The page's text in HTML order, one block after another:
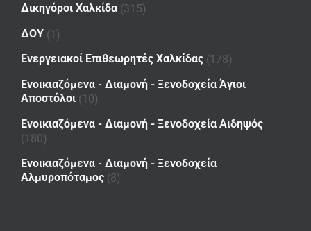
Δικηγόροι Χαλκίδα (315)
ΔΟΥ (1)
Ενεργειακοί Επιθεωρητές Χαλκίδας (178)
Ενοικιαζόμενα - Διαμονή - Ξενοδοχεία Άγιοι
Αποστόλοι (10)
Ενοικιαζόμενα - Διαμονή - Ξενοδοχεία Αιδηψός
(180)
Ενοικιαζόμενα - Διαμονή - Ξενοδοχεία
Αλμυροπόταμος (8)